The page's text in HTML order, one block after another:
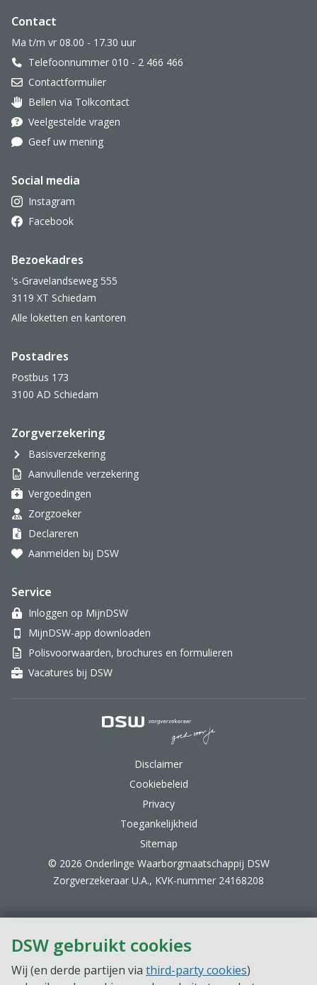
DSW gebruikt cookies
Wij (en derde partijen via third-party cookies)
Website footer
Contact
Ma t/m vr 08.00 - 17.30 uur
Telefoonnummer 010 - 2 466 466
Contactformulier
Oor met hoortoestel
Bellen via Tolkcontact
Veelgestelde vragen
Geef uw mening
Social media
Instagram
Facebook
Bezoekadres
's-Gravelandseweg 555
3119 XT Schiedam
Alle loketten en kantoren
Postadres
Postbus 173
3100 AD Schiedam
Zorgverzekering
Basisverzekering
Aanvullende verzekering
Vergoedingen
Zorgzoeker
Declareren
Aanmelden bij DSW
Service
Inloggen op MijnDSW
MijnDSW-app downloaden
Polisvoorwaarden, brochures en formulieren
Vacatures bij DSW
Disclaimer
Cookiebeleid
Privacy
Toegankelijkheid
Sitemap
© 2026 Onderlinge Waarborgmaatschappij DSW
Zorgverzekeraar U.A., KVK-nummer 24168208